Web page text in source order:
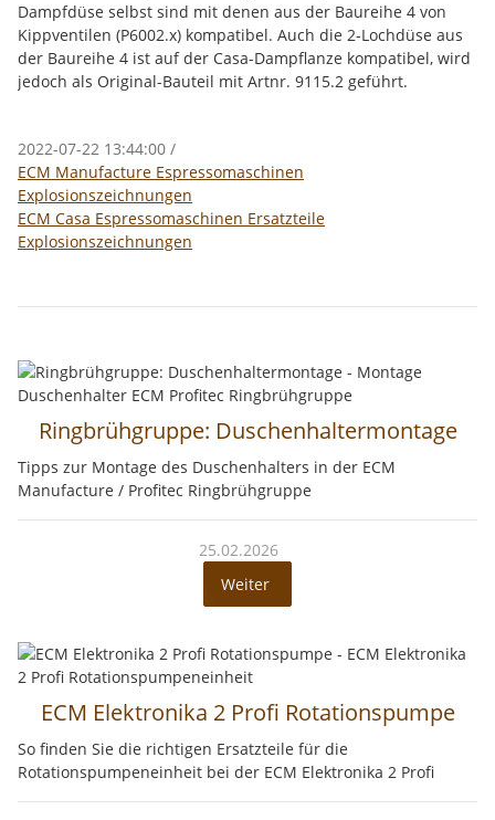
Dampfdüse selbst sind mit denen aus der Baureihe 4 von
Kippventilen (P6002.x) kompatibel. Auch die 2-Lochdüse aus
der Baureihe 4 ist auf der Casa-Dampflanze kompatibel, wird
jedoch als Original-Bauteil mit Artnr. 9115.2 geführt.
2022-07-22 13:44:00 /
ECM Manufacture Espressomaschinen
Explosionszeichnungen
ECM Casa Espressomaschinen Ersatzteile
Explosionszeichnungen
Ringbrühgruppe: Duschenhaltermontage
Tipps zur Montage des Duschenhalters in der ECM
Manufacture / Profitec Ringbrühgruppe
25.02.2026
Weiter
ECM Elektronika 2 Profi Rotationspumpe
So finden Sie die richtigen Ersatzteile für die
Rotationspumpeneinheit bei der ECM Elektronika 2 Profi